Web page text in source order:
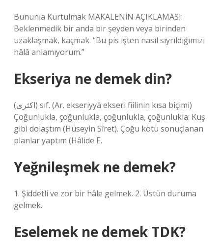
Bununla Kurtulmak MAKALENİN AÇIKLAMASI:
Beklenmedik bir anda bir şeyden veya birinden
uzaklaşmak, kaçmak. “Bu pis işten nasıl sıyrıldığımızı
hâlâ anlamıyorum.”
Ekseriya ne demek din?
(ﺍﻛﺜﺮﻯ) sıf. (Ar. ekѕeriyyā ekѕerі fiilinin kısa biçimi)
Çoğunlukla, çoğunlukla, çoğunlukla, çoğunlukla: Kuş
gibi dolaştım (Hüseyin Sîret). Çoğu kötü sonuçlanan
planlar yaptım (Hâlide E.
Yeğnileşmek ne demek?
1. Şiddetli ve zor bir hâle gelmek. 2. Üstün duruma
gelmek.
Eselemek ne demek TDK?